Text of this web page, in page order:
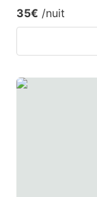
35€ /nuit